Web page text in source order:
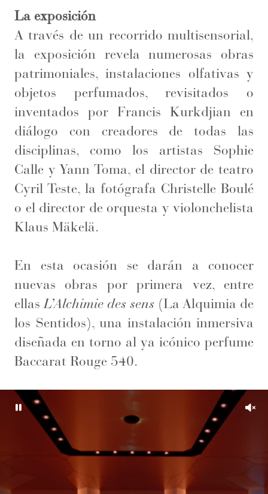
La exposición
A través de un recorrido multisensorial,
la exposición revela numerosas obras
patrimoniales, instalaciones olfativas y
objetos perfumados, revisitados o
inventados por Francis Kurkdjian en
diálogo con creadores de todas las
disciplinas, como los artistas Sophie
Calle y Yann Toma, el director de teatro
Cyril Teste, la fotógrafa Christelle Boulé
o el director de orquesta y violonchelista
Klaus Mäkelä.
En esta ocasión se darán a conocer
nuevas obras por primera vez, entre
ellasL’Alchimie des sens (La Alquimia de
los Sentidos), una instalación inmersiva
diseñada en torno al ya icónico perfume
Baccarat Rouge 540.
Pause